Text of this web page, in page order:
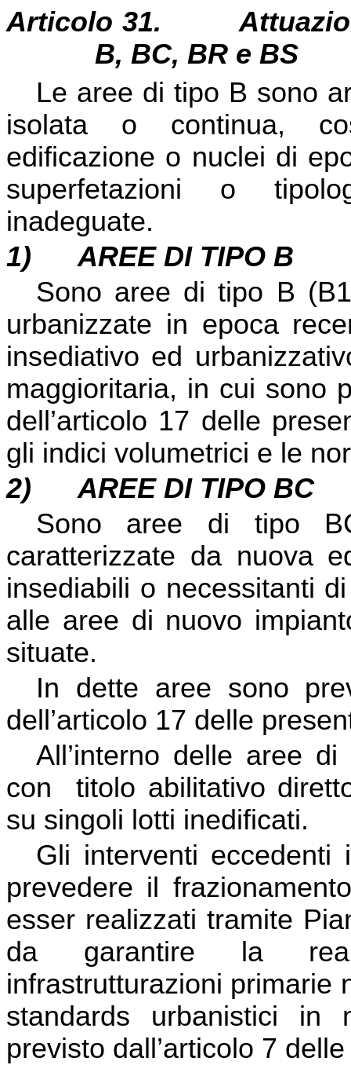
Articolo 31.
B, BC, BR e BS
Le aree di tipo B sono
isolata o continua,
edificazione o nuclei di
superfetazioni o
inadeguate.
1)
AREE DI TIPO B
Sono aree di tipo B
urbanizzate in epoca
insediativo ed
maggioritaria, in cui sono
dell’articolo 17 delle
gli indici volumetrici e le
2)
AREE DI TIPO BC
Sono aree di tipo
caratterizzate da nuova
insediabili o necessitanti
alle aree di nuovo
situate.
In dette aree sono
dell’articolo 17 delle
All’interno delle aree
con
titolo abilitativo
su singoli lotti inedificati.
Gli interventi
prevedere il
esser realizzati tramite
da garantire la
infrastrutturazioni primarie
standards urbanistici in
previsto dall’articolo 7